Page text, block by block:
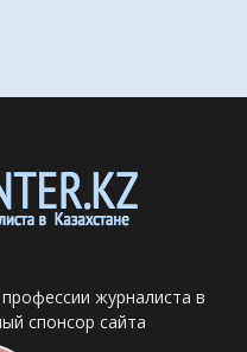
журналиста в
спонсор сайта